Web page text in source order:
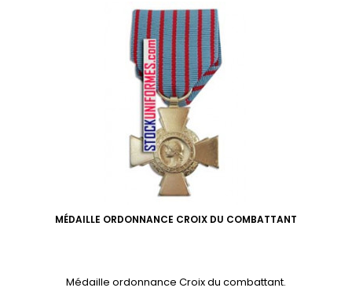
MÉDAILLE ORDONNANCE CROIX DU COMBATTANT
Médaille ordonnance Croix du combattant.